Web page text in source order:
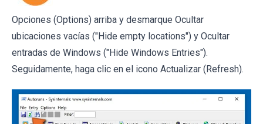
Opciones (Options) arriba y desmarque Ocultar
ubicaciones vacías ("Hide empty locations") y Ocultar
entradas de Windows ("Hide Windows Entries").
Seguidamente, haga clic en el icono Actualizar (Refresh).